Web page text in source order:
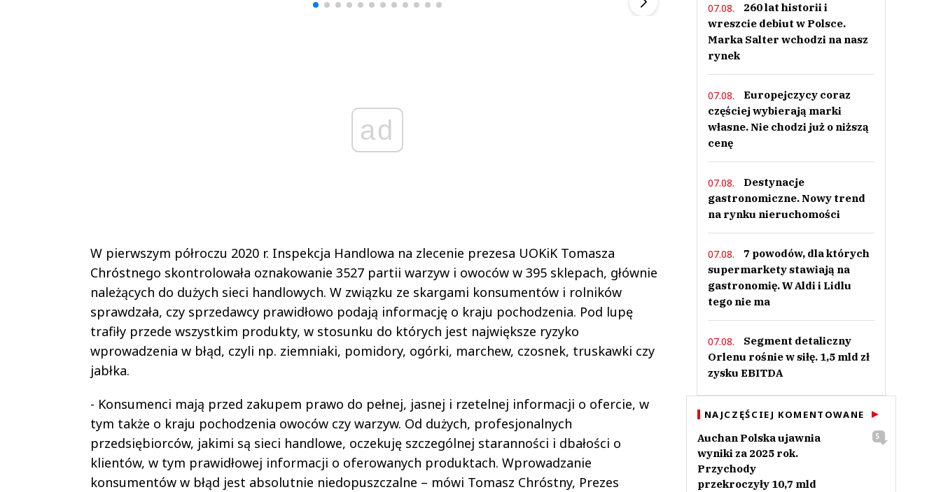
ad
W pierwszym półroczu 2020 r. Inspekcja Handlowa na zlecenie prezesa UOKiK Tomasza
Chróstnego skontrolowała oznakowanie 3527 partii warzyw i owoców w 395 sklepach, głównie
należących do dużych sieci handlowych. W związku ze skargami konsumentów i rolników
sprawdzała, czy sprzedawcy prawidłowo podają informację o kraju pochodzenia. Pod lupę
trafiły przede wszystkim produkty, w stosunku do których jest największe ryzyko
wprowadzenia w błąd, czyli np. ziemniaki, pomidory, ogórki, marchew, czosnek, truskawki czy
jabłka.
- Konsumenci mają przed zakupem prawo do pełnej, jasnej i rzetelnej informacji o ofercie, w
tym także o kraju pochodzenia owoców czy warzyw. Od dużych, profesjonalnych
przedsiębiorców, jakimi są sieci handlowe, oczekuję szczególnej staranności i dbałości o
klientów, w tym prawidłowej informacji o oferowanych produktach. Wprowadzanie
konsumentów w błąd jest absolutnie niedopuszczalne – mówi Tomasz Chróstny, Prezes
07.08.
260 lat historii i
wreszcie debiut w Polsce.
Marka Salter wchodzi na nasz
rynek
07.08.
Europejczycy coraz
częściej wybierają marki
własne. Nie chodzi już o niższą
cenę
07.08.
Destynacje
gastronomiczne. Nowy trend
na rynku nieruchomości
07.08.
7 powodów, dla których
supermarkety stawiają na
gastronomię. W Aldi i Lidlu
tego nie ma
07.08.
Segment detaliczny
Orlenu rośnie w siłę. 1,5 mld zł
zysku EBITDA
NAJCZĘŚCIEJ KOMENTOWANE
Auchan Polska ujawnia
wyniki za 2025 rok.
Przychody
przekroczyły 10,7 mld
5